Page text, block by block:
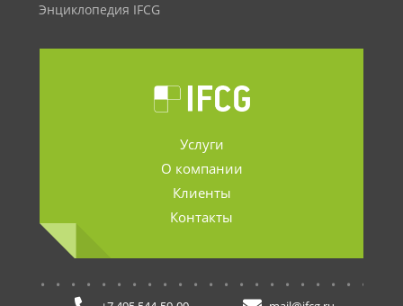
Энциклопедия IFCG
Услуги
О компании
Клиенты
Контакты